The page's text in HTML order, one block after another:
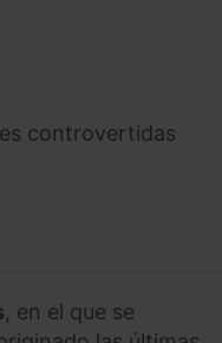
controvertidas
, en el que se